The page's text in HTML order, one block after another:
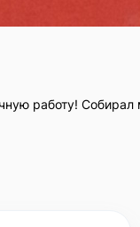
работу!